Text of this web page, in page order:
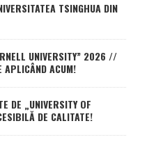
TSINGHUA DIN
UNIVERSITY” 2026 //
APLICÂND ACUM!
DE „UNIVERSITY OF
DE CALITATE!